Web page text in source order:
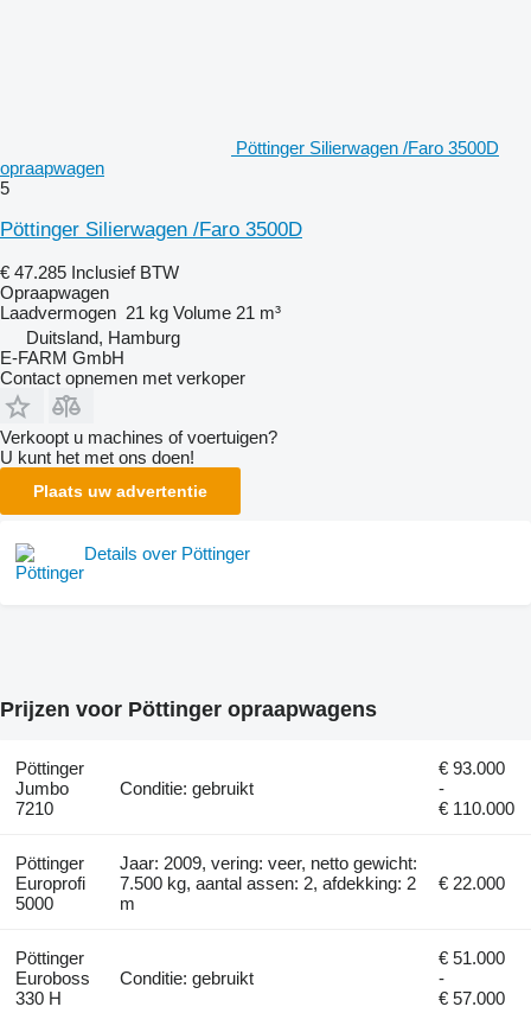
Pöttinger Silierwagen /Faro 3500D
opraapwagen
5
Pöttinger Silierwagen /Faro 3500D
€ 47.285 Inclusief BTW
Opraapwagen
Laadvermogen 21 kg Volume 21 m³
Duitsland, Hamburg
E-FARM GmbH
Contact opnemen met verkoper
Verkoopt u machines of voertuigen?
U kunt het met ons doen!
Plaats uw advertentie
Details over Pöttinger
Prijzen voor Pöttinger opraapwagens
Pöttinger
Jumbo
7210
Conditie: gebruikt
€ 93.000
-
€ 110.000
Pöttinger
Europrofi
5000
Jaar: 2009, vering: veer, netto gewicht:
7.500 kg, aantal assen: 2, afdekking: 2
m
€ 22.000
Pöttinger
Euroboss
330 H
Conditie: gebruikt
€ 51.000
-
€ 57.000